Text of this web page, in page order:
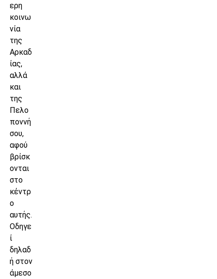
ερη
κοινω
νία
της
Αρκαδ
ίας,
αλλά
και
της
Πελο
ποννή
σου,
αφού
βρίσκ
ονται
στο
κέντρ
ο
αυτής.
Οδηγε
ί
δηλαδ
ή στον
άμεσο